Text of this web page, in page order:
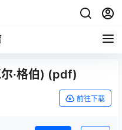
·格伯) (pdf)
前往下载